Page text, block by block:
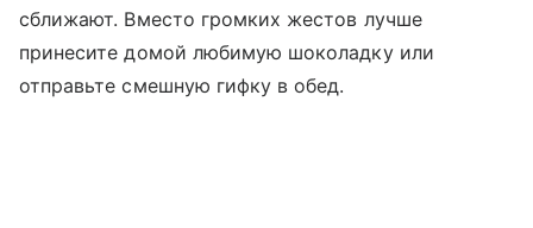
сближают. Вместо громких жестов лучше
принесите домой любимую шоколадку или
отправьте смешную гифку в обед.